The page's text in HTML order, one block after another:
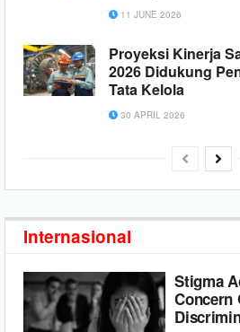
11 JUNE 2026
Proyeksi Kinerja
2026 Didukung
Tata Kelola
30 APRIL 2026
Internasional
Stigma
Concern